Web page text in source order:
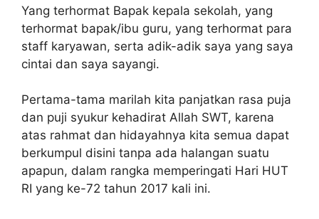
Yang terhormat Bapak kepala sekolah, yang
terhormat bapak/ibu guru, yang terhormat para
staff karyawan, serta adik-adik saya yang saya
cintai dan saya sayangi.
Pertama-tama marilah kita panjatkan rasa puja
dan puji syukur kehadirat Allah SWT, karena
atas rahmat dan hidayahnya kita semua dapat
berkumpul disini tanpa ada halangan suatu
apapun, dalam rangka memperingati Hari HUT
RI yang ke-72 tahun 2017 kali ini.